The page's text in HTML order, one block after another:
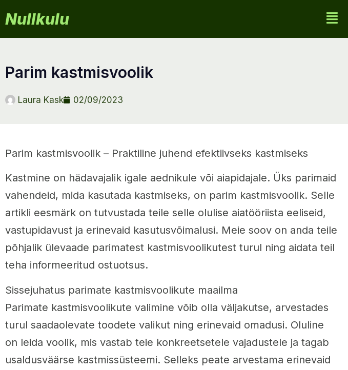
Nullkulu
parim kastmisvoolik
Laura Kask 02/09/2023
Parim kastmisvoolik – Praktiline juhend efektiivseks kastmiseks
Kastmine on hädavajalik igale aednikule või aiapidajale. Üks parimaid
vahendeid, mida kasutada kastmiseks, on parim kastmisvoolik. Selle
artikli eesmärk on tutvustada teile selle olulise aiatööriista eeliseid,
vastupidavust ja erinevaid kasutusvõimalusi. Meie soov on anda teile
põhjalik ülevaade parimatest kastmisvoolikutest turul ning aidata teil
teha informeeritud ostuotsus.
Sissejuhatus parimate kastmisvoolikute maailma
Parimate kastmisvoolikute valimine võib olla väljakutse, arvestades
turul saadaolevate toodete valikut ning erinevaid omadusi. Oluline
on leida voolik, mis vastab teie konkreetsetele vajadustele ja tagab
usaldusväärse kastmissüsteemi. Selleks peate arvestama erinevaid